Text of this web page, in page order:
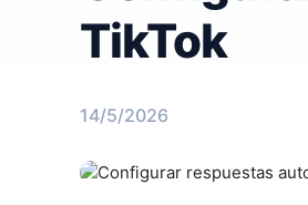
TikTok
14/5/2026